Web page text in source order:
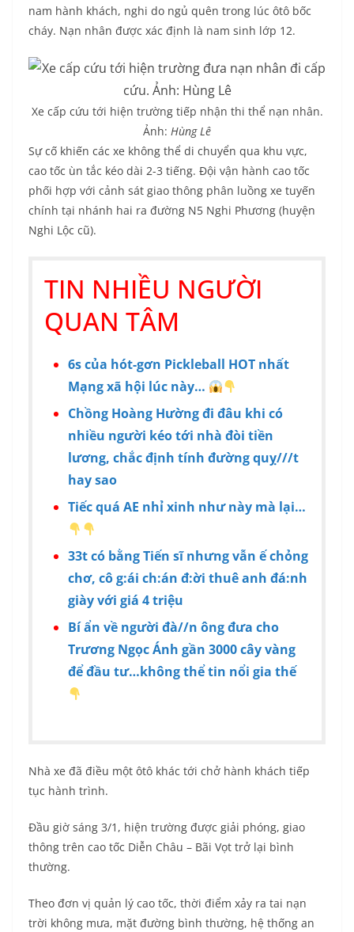
nam hành khách, nghi do ngủ quên trong lúc ôtô bốc
cháy. Nạn nhân được xác định là nam sinh lớp 12.
Xe cấp cứu tới hiện trường tiếp nhận thi thể nạn nhân.
Ảnh: Hùng Lê
Sự cố khiến các xe không thể di chuyển qua khu vực,
cao tốc ùn tắc kéo dài 2-3 tiếng. Đội vận hành cao tốc
phối hợp với cảnh sát giao thông phân luồng xe tuyến
chính tại nhánh hai ra đường N5 Nghi Phương (huyện
Nghi Lộc cũ).
TIN NHIỀU NGƯỜI
QUAN TÂM
6s của hót-gơn Pickleball HOT nhất
Mạng xã hội lúc này…
Chồng Hoàng Hường đi đâu khi có
nhiều người kéo tới nhà đòi tiền
lương, chắc định tính đường quỵ///t
hay sao
Tiếc quá AE nhỉ xinh như này mà lại…
33t có bằng Tiến sĩ nhưng vẫn ế chỏng
chơ, cô g:ái ch:án đ:ời thuê anh đá:nh
giày với giá 4 triệu
Bí ẩn về người đà//n ông đưa cho
Trương Ngọc Ánh gần 3000 cây vàng
để đầu tư…không thể tin nổi gia thế
Nhà xe đã điều một ôtô khác tới chở hành khách tiếp
tục hành trình.
Đầu giờ sáng 3/1, hiện trường được giải phóng, giao
thông trên cao tốc Diễn Châu – Bãi Vọt trở lại bình
thường.
Theo đơn vị quản lý cao tốc, thời điểm xảy ra tai nạn
trời không mưa, mặt đường bình thường, hệ thống an